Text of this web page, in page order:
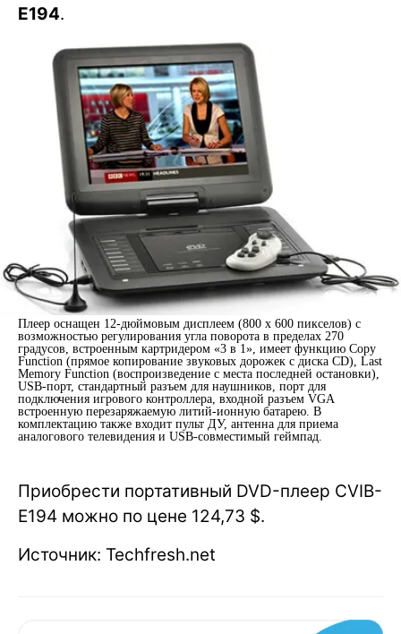
E194.
Плеер оснащен 12-дюймовым дисплеем (800 x 600 пикселов) с
возможностью регулирования угла поворота в пределах 270
градусов, встроенным картридером «3 в 1», имеет функцию Copy
Function (прямое копирование звуковых дорожек с диска CD), Last
Memory Function (воспроизведение с места последней остановки),
USB-порт, стандартный разъем для наушников, порт для
подключения игрового контроллера, входной разъем VGA
встроенную перезаряжаемую литий-ионную батарею. В
комплектацию также входит пульт ДУ, антенна для приема
аналогового телевидения и USB-совместимый геймпад.
Приобрести портативный DVD-плеер CVIB-
E194 можно по цене 124,73 $.
Источник: Techfresh.net